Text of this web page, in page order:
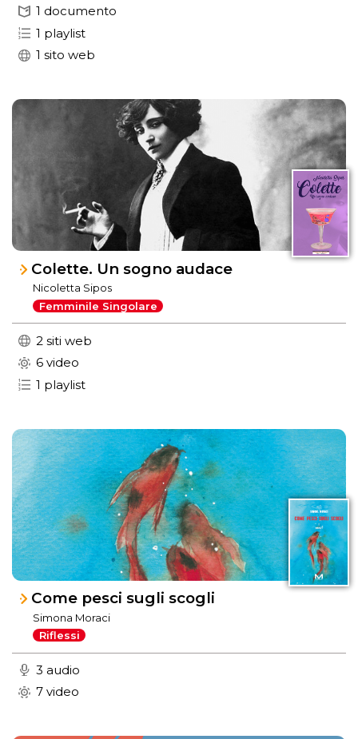
1 documento
1 playlist
1 sito web
Colette. Un sogno audace
Nicoletta Sipos
Femminile Singolare
2 siti web
6 video
1 playlist
Come pesci sugli scogli
Simona Moraci
Riflessi
3 audio
7 video